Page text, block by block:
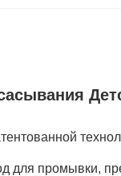
для промывки,